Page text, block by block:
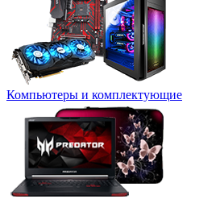
Компьютеры и комплектующие